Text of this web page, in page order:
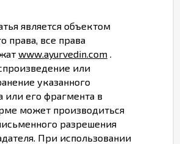
является объектом
права, все права
www.ayurvedin.com .
или
указанного
или его фрагмента в
может производиться
разрешения
При использовании